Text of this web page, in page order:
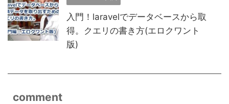
入門！laravelでデータベースから取
得。クエリの書き方(エロクワント
版)
comment